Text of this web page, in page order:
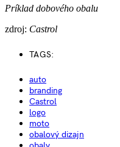
Príklad dobového obalu
zdroj: Castrol
TAGS:
auto
branding
Castrol
logo
moto
obalový dizajn